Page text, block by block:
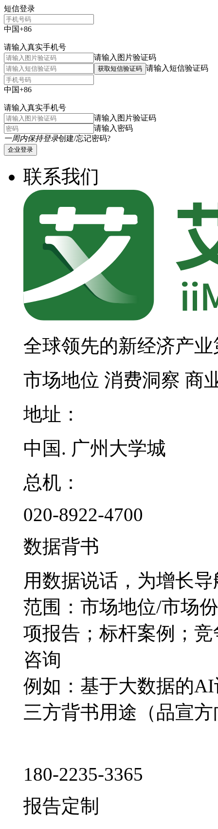
短信登录
中国+86
请输入真实手机号
请输入图片验证码
获取短信验证码 请输入短信验证码
中国+86
请输入真实手机号
请输入图片验证码
请输入密码
一周内保持登录创建/忘记密码?
企业登录
联系我们
全球领先的新经济产
市场地位 消费洞察 商
地址：
中国. 广州大学城
总机：
020-8922-4700
数据背书
用数据说话，为增长导
范围：市场地位/市场
项报告；标杆案例；
咨询
例如：基于大数据的
三方背书用途（品宣
180-2235-3365
报告定制